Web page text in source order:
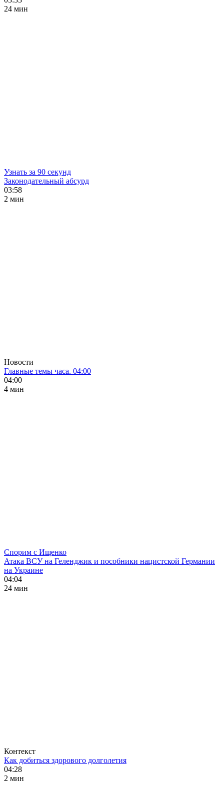
24 мин
Узнать за 90 секунд
Законодательный абсурд
03:58
2 мин
Новости
Главные темы часа. 04:00
04:00
4 мин
Спорим с Ищенко
Атака ВСУ на Геленджик и пособники нацистской Германии
на Украине
04:04
24 мин
Контекст
Как добиться здорового долголетия
04:28
2 мин